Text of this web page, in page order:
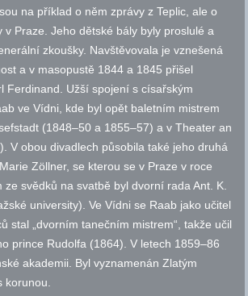
na příklad o něm zprávy z Teplic, ale o
v Praze. Jeho dětské bály byly proslulé a
zkoušky. Navštěvovala je vznešená
a v masopustě 1844 a 1845 přišel
Ferdinand. Užší spojení s císařským
ve Vídni, kde byl opět baletním mistrem
(1848–50 a 1855–57) a v Theater an
V obou divadlech působila také jeho druhá
Zöllner, se kterou se v Praze v roce
ze svědků na svatbě byl dvorní rada Ant. K.
university). Ve Vídni se Raab jako učitel
stal „dvorním tanečním mistrem“, takže učil
prince Rudolfa (1864). V letech 1859–86
akademii. Byl vyznamenán Zlatým
korunou.